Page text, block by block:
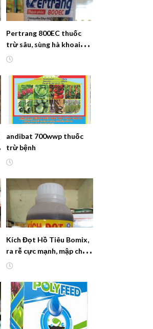
Pertrang 800EC thuốc
trừ sâu, sùng hà khoai
lang rệp sáp tuyến trùng
andibat 700wwp thuốc
trừ bệnh
Kích Đọt Hồ Tiêu Bomix,
ra rễ cực mạnh, mập chồi,
xanh lá